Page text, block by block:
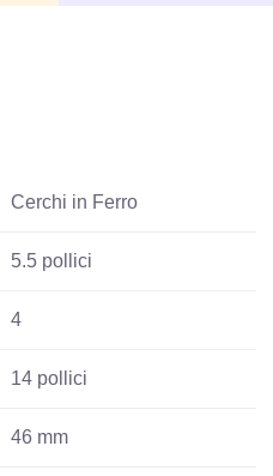
Cerchi in Ferro
5.5 pollici
4
14 pollici
46 mm